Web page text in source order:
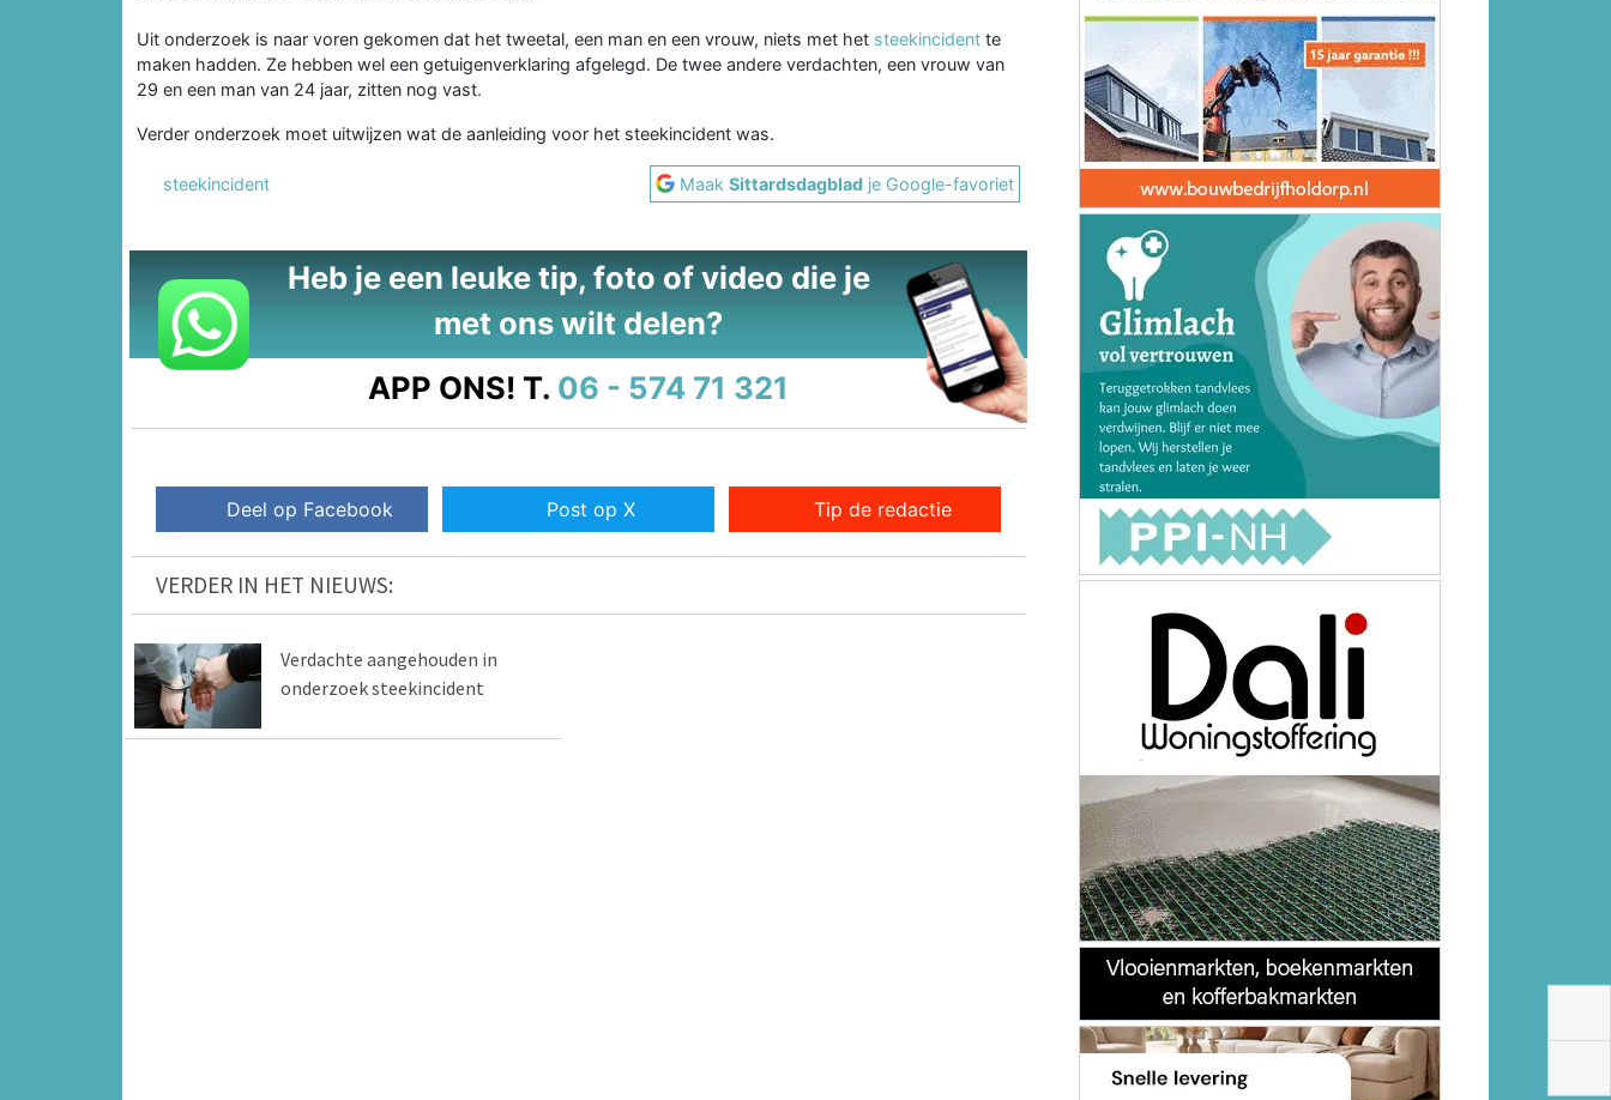
Uit onderzoek is naar voren gekomen dat het tweetal, een man en een vrouw, niets met het steekincident te
maken hadden. Ze hebben wel een getuigenverklaring afgelegd. De twee andere verdachten, een vrouw van
29 en een man van 24 jaar, zitten nog vast.
Verder onderzoek moet uitwijzen wat de aanleiding voor het steekincident was.
steekincident MaakSittardsdagblad je Google-favoriet
Heb je een leuke tip, foto of video die je
met ons wilt delen?
APP ONS! T. 06 - 574 71 321
Deel op Facebook Post op X Tip de redactie
VERDER IN HET NIEUWS:
Verdachte aangehouden in
onderzoek steekincident